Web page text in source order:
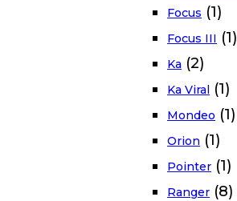
Focus (1)
Focus III (1)
Ka (2)
Ka Viral (1)
Mondeo (1)
Orion (1)
Pointer (1)
Ranger (8)